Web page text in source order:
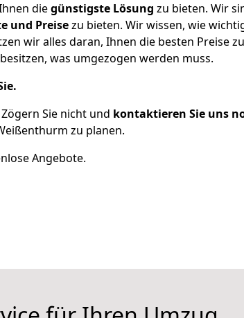
diegünstigste Lösung zu bieten. Wir
und Preisezu bieten. Wir wissen, wie
wir alles daran, Ihnen die besten Preise zu
was umgezogen werden muss.
Zögern Sie nicht und kontaktieren Sie uns
zu planen.
Angebote.